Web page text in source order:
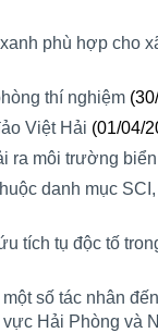
phù hợp cho
thí nghiệm
Việt Hải (01/04/
ra môi trường biển
danh mục
tích tụ độc tố
số tác nhân
Hải Phòng và